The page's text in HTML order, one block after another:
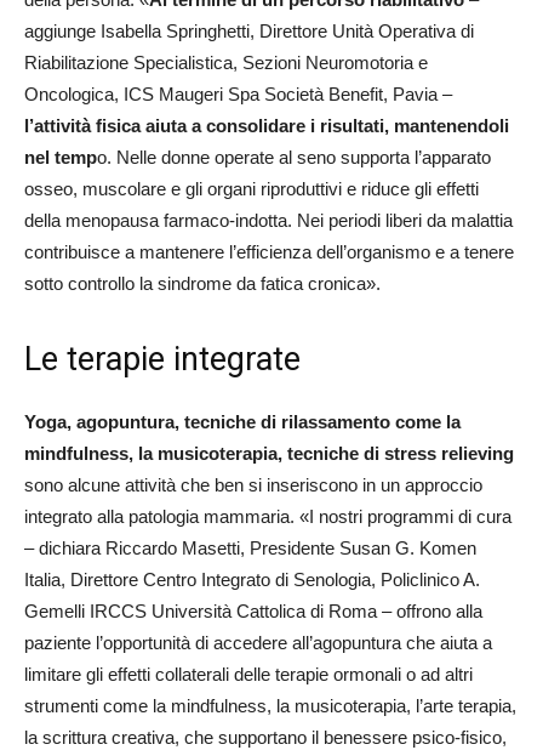
aggiunge Isabella Springhetti, Direttore Unità Operativa di
Riabilitazione Specialistica, Sezioni Neuromotoria e
Oncologica, ICS Maugeri Spa Società Benefit, Pavia –
l’attività fisica aiuta a consolidare i risultati, mantenendoli
nel tempo. Nelle donne operate al seno supporta l’apparato
osseo, muscolare e gli organi riproduttivi e riduce gli effetti
della menopausa farmaco-indotta. Nei periodi liberi da malattia
contribuisce a mantenere l’efficienza dell’organismo e a tenere
sotto controllo la sindrome da fatica cronica».
Le terapie integrate
Yoga, agopuntura, tecniche di rilassamento come la
mindfulness, la musicoterapia, tecniche di stress relieving
sono alcune attività che ben si inseriscono in un approccio
integrato alla patologia mammaria. «I nostri programmi di cura
– dichiara Riccardo Masetti, Presidente Susan G. Komen
Italia, Direttore Centro Integrato di Senologia, Policlinico A.
Gemelli IRCCS Università Cattolica di Roma – offrono alla
paziente l’opportunità di accedere all’agopuntura che aiuta a
limitare gli effetti collaterali delle terapie ormonali o ad altri
strumenti come la mindfulness, la musicoterapia, l’arte terapia,
la scrittura creativa, che supportano il benessere psico-fisico,